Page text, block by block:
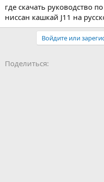
где скачать руководство
ниссан кашкай J11 на
Войдите или
Поделиться: